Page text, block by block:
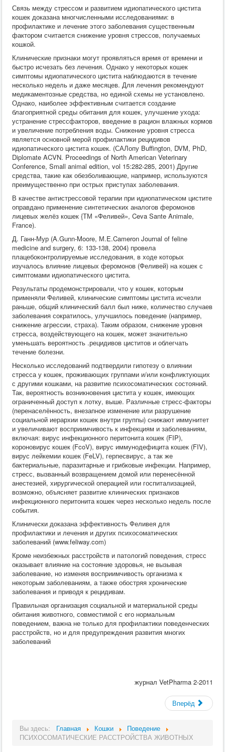
Связь между стрессом и развитием идиопатического цистита
кошек доказана многчисленными исследованиями: в
профилактике и лечение этого заболевания существенным
фактором считается снижение уровня стрессов, получаемых
кошкой.
Клинические признаки могут проявляться время от времени и
быстро исчезать без лечения. Однако у некоторых кошек
симптомы идиопатического цистита наблюдаются в течение
несколько недель и даже месяцев. Для лечения рекомендуют
медикаментозные средства, но единой схемы не установлено.
Однако, наиболее эффективным считается создание
благоприятной среды обитания для кошек, улучшение ухода:
устранение стрессфакторов, введение в рацион влажных кормов
и увеличение потребления воды. Снижение уровня стресса
является основной мерой профилактики рецидивов
идиопатического цистита кошек. (САЛопу Buffington, DVM, PhD,
Diplomate ACVN. Proceedings of North American Veterinary
Conference, Small animal edition, vol 15:282-285, 2001) Другие
средства, такие как обезболивающие, например, используются
преимущественно при острых приступах заболевания.
В качестве антистрессовой терапии при идиопатическом цистите
оправдано применение синтетических аналогов феромонов
лицевых желёз кошек {ТМ «Феливей», Ceva Sante Animale,
France).
Д. Ганн-Мур (A.Gunn-Moore, М.E.Cameron Journal of feline
medicine and surgery, 6: 133-138, 2004) провела
плацебоконтролируемые исследования, в ходе которых
изучалось влияние лицевых феромонов (Феливей) на кошек с
симптомами идиопатического цистита.
Результаты продемонстрировали, что у кошек, которым
применяли Феливей, клинические симптомы цистита исчезли
раньше, общий клинический балл был ниже, количество случаев
заболевания сократилось, улучшилось поведение (например,
снижение агрессии, страха). Таким образом, снижение уровня
стресса, воздействующего на кошек, может значительно
уменьшать вероятность .рецидивов циститов и облегчать
течение болезни.
Несколько исследований подтвердили гипотезу о влиянии
стресса у кошек, проживающих группами и/или конфликтующих
с другими кошками, на развитие психосоматических состояний.
Так, вероятность возникновения цистита у кошек, имеющих
ограниченный доступ к лотку, выше. Различные стресс-факторы
(перенаселённость, внезапное изменение или разрушение
социальной иерархии кошек внутри группы) снижают иммунитет
и увеличивают восприимчивость к инфекциям и заболеваниям,
включая: вирус инфекционного перитонита кошек (FIP),
короновирус кошек (FcoV), вирус иммунодефицита кошек (FIV),
вирус лейкемии кошек (FeLV), герпесвирус, а так же
бактериальные, паразитарные и грибковые инфекции. Например,
стресс, вызванный возвращением домой или перенесённой
анестезией, хирургической операцией или госпитализацией,
возможно, объясняет развитие клинических признаков
инфекционного перитонита кошек через несколько недель после
события.
Клинически доказана эффективность Феливея для
профилактики и лечения и других психосоматических
заболеваний (www.feliway.com)
Кроме неизбежных расстройств и патологий поведения, стресс
оказывает влияние на состояние здоровья, не вызывая
заболевание, но изменяя восприимчивость организма к
некоторым заболеваниям, а также обостряя хронические
заболевания и приводя к рецидивам.
Правильная организация социальной и материальной среды
обитания животного, совместимой с его нормальным
поведением, важна не только для профилактики поведенческих
расстройств, но и для предупреждения развития многих
заболеваний
журнал VetPharma 2-2011
Вперёд
Вы здесь: Главная Кошки
Поведение
ПСИХОСОМАТИЧЕСКИЕ РАССТРОЙСТВА ЖИВОТНЫХ